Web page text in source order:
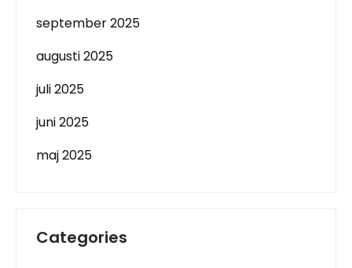
september 2025
augusti 2025
juli 2025
juni 2025
maj 2025
Categories